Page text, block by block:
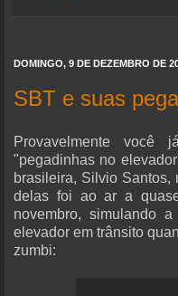
DOMINGO, 9 DE DEZEMBRO DE
SBT e suas
Provavelmente
"pegadinhas no
brasileira, Silvio Santos,
delas foi ao ar a
novembro, simulando
elevador em trânsito
zumbi: